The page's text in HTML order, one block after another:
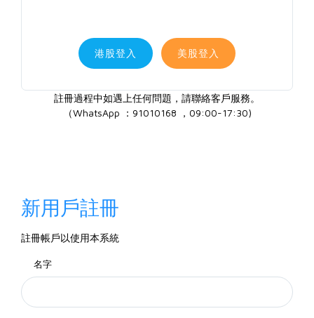
港股登入 美股登入
註冊過程中如遇上任何問題，請聯絡客戶服務。
（WhatsApp ：91010168 ，09:00-17:30)
新用戶註冊
註冊帳戶以使用本系統
名字